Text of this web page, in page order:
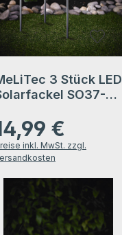
3 Stück LED
SO37-1
Preis:€
inkl. MwSt. zzgl.